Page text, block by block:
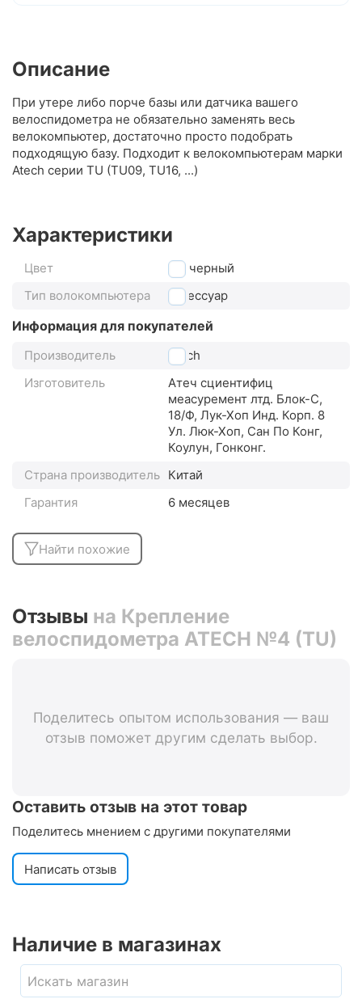
Описание
При утере либо порче базы или датчика вашего
велоспидометра не обязательно заменять весь
велокомпьютер, достаточно просто подобрать
подходящую базу. Подходит к велокомпьютерам марки
Atech серии TU (TU09, TU16, ...)
Характеристики
Цвет
черный
Тип волокомпьютера
аксессуар
Информация для покупателей
Производитель
Atech
Изготовитель
Атеч сциентифиц
меасуремент лтд. Блок-С,
18/Ф, Лук-Хоп Инд. Корп. 8
Ул. Люк-Хоп, Сан По Конг,
Коулун, Гонконг.
Страна производитель Китай
Гарантия
6 месяцев
Найти похожие
Отзывы на Крепление
велоспидометра ATECH №4 (TU)
Поделитесь опытом использования — ваш
отзыв поможет другим сделать выбор.
Оставить отзыв на этот товар
Поделитесь мнением с другими покупателями
Написать отзыв
Наличие в магазинах